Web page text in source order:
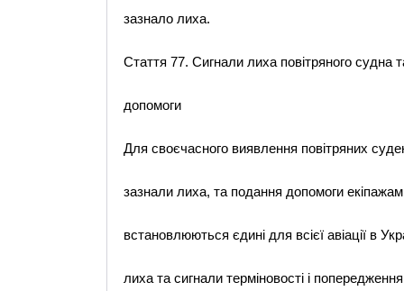
зазнало лиха.
Стаття 77. Сигнали лиха повітряного судна
допомоги
Для своєчасного виявлення повітряних
зазнали лиха, та подання допомоги
встановлюються єдині для всієї авіації в
лиха та сигнали терміновості і